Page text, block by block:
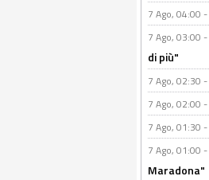
7 Ago, 04:00 -
7 Ago, 03:00 -
di più"
7 Ago, 02:30 -
7 Ago, 02:00 -
7 Ago, 01:30 -
7 Ago, 01:00 -
Maradona"